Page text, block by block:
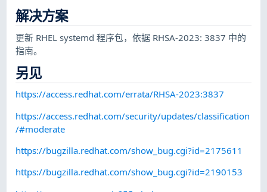
解决方案
更新 RHEL systemd 程序包，依据 RHSA-2023: 3837 中的
指南。
另见
https://access.redhat.com/errata/RHSA-2023:3837
https://access.redhat.com/security/updates/classification
/#moderate
https://bugzilla.redhat.com/show_bug.cgi?id=2175611
https://bugzilla.redhat.com/show_bug.cgi?id=2190153